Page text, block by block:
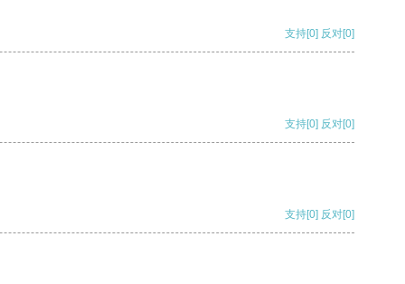
支持[0] 反对[0]
支持[0] 反对[0]
支持[0] 反对[0]